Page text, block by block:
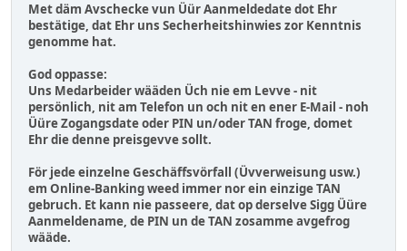
Met däm Avschecke vun Üür Aanmeldedate dot Ehr
bestätige, dat Ehr uns Secherheitshinwies zor Kenntnis
genomme hat.
God oppasse:
Uns Medarbeider wääden Üch nie em Levve - nit
persönlich, nit am Telefon un och nit en ener E-Mail - noh
Üüre Zogangsdate oder PIN un/oder TAN froge, domet
Ehr die denne preisgevve sollt.
För jede einzelne Geschäffsvörfall (Üvverweisung usw.)
em Online-Banking weed immer nor ein einzige TAN
gebruch. Et kann nie passeere, dat op derselve Sigg Üüre
Aanmeldename, de PIN un de TAN zosamme avgefrog
wääde.